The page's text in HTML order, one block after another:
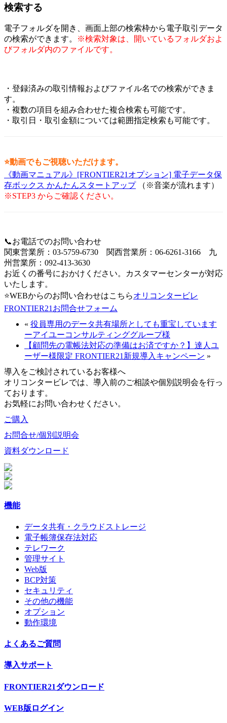
検索する
電子フォルダを開き、画面上部の検索枠から電子取引データ
の検索ができます。
※検索対象は、開いているフォルダおよ
びフォルダ内のファイルです。
・登録済みの取引情報およびファイル名での検索ができま
す。
・複数の項目を組み合わせた複合検索も可能です。
・取引日・取引金額については範囲指定検索も可能です。
⭐動画でもご視聴いただけます。
《動画マニュアル》[FRONTIER21オプション] 電子データ保
存ボックス かんたんスタートアップ（※音楽が流れます）
※STEP3 からご確認ください。
📞お電話でのお問い合わせ
関東営業所：03-5759-6730 関西営業所：06-6261-3166 九
州営業所：092-413-3630
お近くの番号におかけください。カスタマーセンターが対応
いたします。
⭐WEBからのお問い合わせはこちらオリコンタービレ
FRONTIER21お問合せフォーム
« 役員専用のデータ共有場所としても重宝しています
ーアイユーコンサルティンググループ様
【顧問先の電帳法対応の準備はお済ですか？】達人ユ
ーザー様限定 FRONTIER21新規導入キャンペーン »
導入をご検討されているお客様へ
オリコンタービレでは、導入前のご相談や個別説明会を行っ
ております。
お気軽にお問い合わせください。
ご購入
お問合せ/個別説明会
資料ダウンロード
機能
データ共有・クラウドストレージ
電子帳簿保存法対応
テレワーク
管理サイト
Web版
BCP対策
セキュリティ
その他の機能
オプション
動作環境
よくあるご質問
導入サポート
FRONTIER21ダウンロード
WEB版ログイン